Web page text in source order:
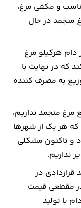
و مکفی مرغ،
منجمد در حال
دام هرکیلو مرغ
می کند که در نهایت با
توزیع به مصرف کننده
مرغ منجمد نداریم،
که هر یک از شهرها
و تاکنون مشکلی
نداریم.
قراردادی در
در مقطعی قیمت
با تولید